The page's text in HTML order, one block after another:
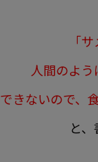
「
人間のよ
できないので、
と